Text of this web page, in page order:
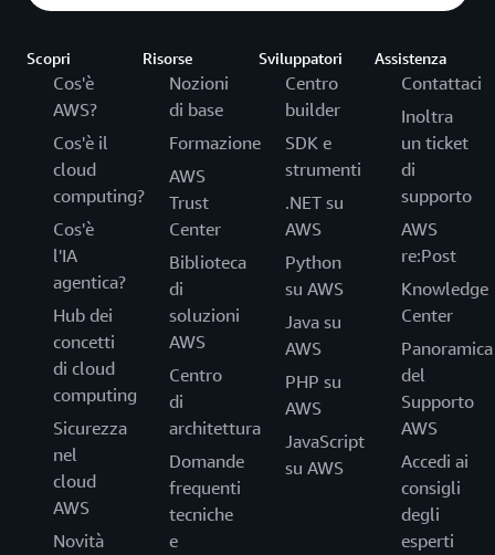
Scopri
Cos'è
AWS?
Cos'è il
cloud
computing?
Cos'è
l'IA
agentica?
Hub dei
concetti
di cloud
computing
Sicurezza
nel
cloud
AWS
Novità
Risorse
Nozioni
di base
Formazione
AWS
Trust
Center
Biblioteca
di
soluzioni
AWS
Centro
di
architettura
Domande
frequenti
tecniche
e
Sviluppatori
Centro
builder
SDK e
strumenti
.NET su
AWS
Python
su AWS
Java su
AWS
PHP su
AWS
JavaScript
su AWS
Assistenza
Contattaci
Inoltra
un ticket
di
supporto
AWS
re:Post
Knowledge
Center
Panoramica
del
Supporto
AWS
Accedi ai
consigli
degli
esperti